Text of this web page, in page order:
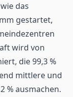
das
gestartet,
wird von
die 99,3 %
mittlere und
% ausmachen.